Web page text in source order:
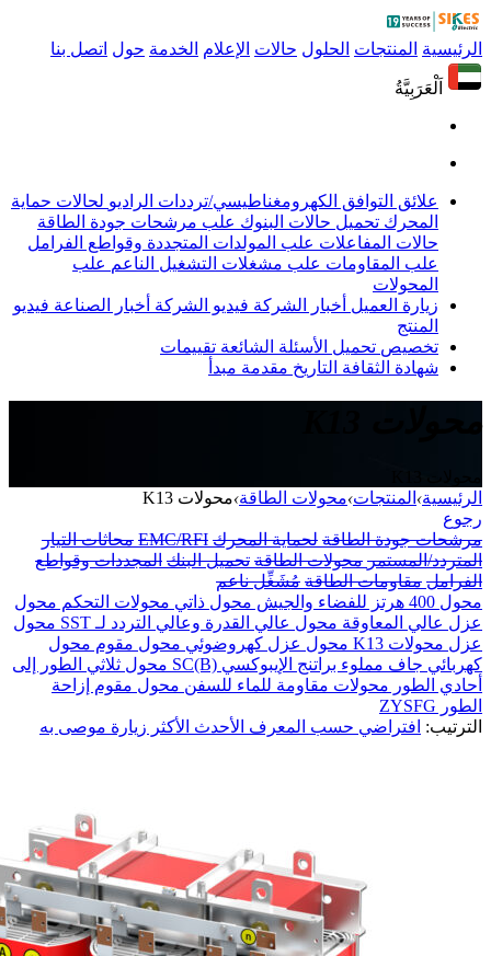
الرئيسية المنتجات الحلول حالات الإعلام الخدمة حول اتصل بنا
اَلْعَرَبِيَّةُ
علائق التوافق الكهرومغناطيسي/ترددات الراديو لحالات حماية
المحرك تحميل حالات البنوك علب مرشحات جودة الطاقة
حالات المفاعلات علب المولدات المتجددة وقواطع الفرامل
علب المقاومات علب مشغلات التشغيل الناعم علب
المحولات
زيارة العميل أخبار الشركة فيديو الشركة أخبار الصناعة فيديو
المنتج
تخصيص تحميل الأسئلة الشائعة تقييمات
شهادة الثقافة التاريخ مقدمة مبدأ
الرئيسية› المنتجات›محولات الطاقة›محولات K13
رجوع
مرشحات جودة الطاقة لحماية المحرك EMC/RFI محاثات التيار
المتردد/المستمر محولات الطاقة تحميل البنك المجددات وقواطع
الفرامل مقاومات الطاقة مُشَغِّل ناعم
محول 400 هرتز للفضاء والجيش
محول ذاتي محولات التحكم محول
عزل عالي المعاوقة محول عالي القدرة وعالي التردد لـ SST
محول
عزل محولات K13 محول عزل كهروضوئي محول مقوم محول
كهربائي جاف مملوء براتنج الإيبوكسي SC(B)
محول ثلاثي الطور إلى
أحادي الطور محولات مقاومة للماء للسفن محول مقوم إزاحة
الطور ZYSFG
الترتيب: افتراضي حسب المعرف الأحدث الأكثر زيارة موصى به